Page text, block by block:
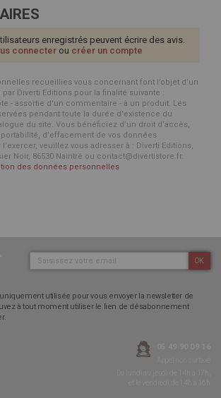
enregistrés peuvent écrire des avis.
connecter ou créer un compte
recueillies vous concernant font l’objet d’un
Diverti Editions pour la finalité suivante :
- assortie d'un commentaire - à un produit. Les
pendant toute la durée d'existence du
du site. Vous bénéficiez d’un droit d’accès,
d’effacement de vos données
veuillez vous adresser à : Diverti Editions,
Noir, 86530 Naintré ou contact@divertistore.fr.
des données personnelles
OK
utilisée pour vous envoyer la newsletter de
à tout moment utiliser le lien de désabonnement